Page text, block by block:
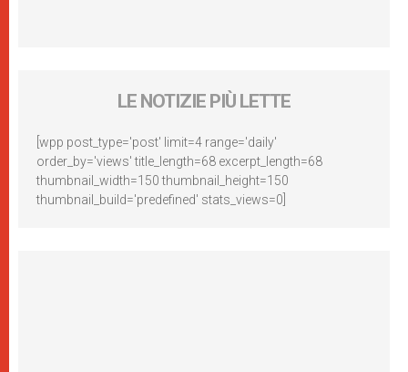
LE NOTIZIE PIÙ LETTE
[wpp post_type='post' limit=4 range='daily'
order_by='views' title_length=68 excerpt_length=68
thumbnail_width=150 thumbnail_height=150
thumbnail_build='predefined' stats_views=0]